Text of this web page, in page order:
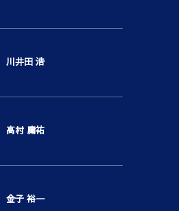
川井田 浩
高村 庸祐
金子 裕一